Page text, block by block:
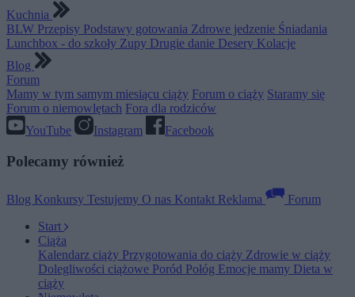
Kuchnia
BLW Przepisy Podstawy gotowania Zdrowe jedzenie Śniadania
Lunchbox - do szkoły Zupy Drugie danie Desery Kolacje
Blog
Forum
Mamy w tym samym miesiącu ciąży Forum o ciąży Staramy się
Forum o niemowlętach Fora dla rodziców
YouTube
Instagram Facebook
Polecamy również
Blog Konkursy Testujemy O nas Kontakt Reklama
Forum
Start
Ciąża
Kalendarz ciąży Przygotowania do ciąży Zdrowie w ciąży
Dolegliwości ciążowe Poród Połóg Emocje mamy Dieta w
ciąży